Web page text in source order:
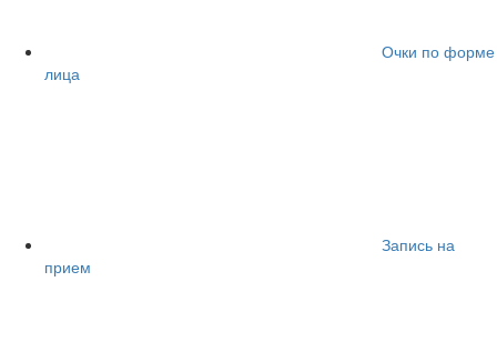
Очки по форме
лица
Запись на
прием